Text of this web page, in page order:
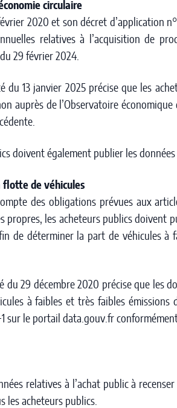
circulaire
2020 et son décret d’application
relatives à l’acquisition de
29 février 2024.
du 13 janvier 2025 précise que les
auprès de l’Observatoire
doivent également publier les
flotte de véhicules
des obligations prévues aux
propres, les acheteurs publics doivent
de déterminer la part de véhicules à
du 29 décembre 2020 précise que les
à faibles et très faibles
sur le portail data.gouv.fr conformément
relatives à l’achat public à
les acheteurs publics.